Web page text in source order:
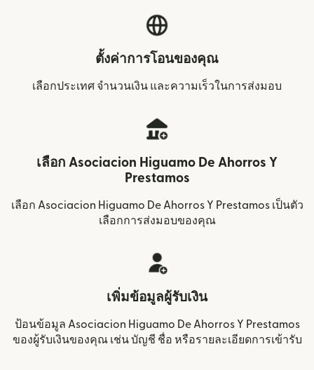
ตั้งค่าการโอนของคุณ
เลือกประเทศ จำนวนเงิน และความเร็วในการส่งมอบ
เลือก Asociacion Higuamo De Ahorros Y
Prestamos
เลือก Asociacion Higuamo De Ahorros Y Prestamos เป็นตัว
เลือกการส่งมอบของคุณ
เพิ่มข้อมูลผู้รับเงิน
ป้อนข้อมูล Asociacion Higuamo De Ahorros Y Prestamos
ของผู้รับเงินของคุณ เช่น บัญชี ชื่อ หรือรายละเอียดการเข้ารับ